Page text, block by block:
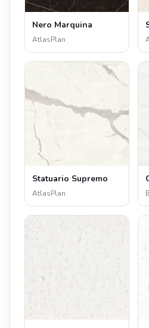
Nero Marquina
AtlasPlan
Statuario Supremo
AtlasPlan